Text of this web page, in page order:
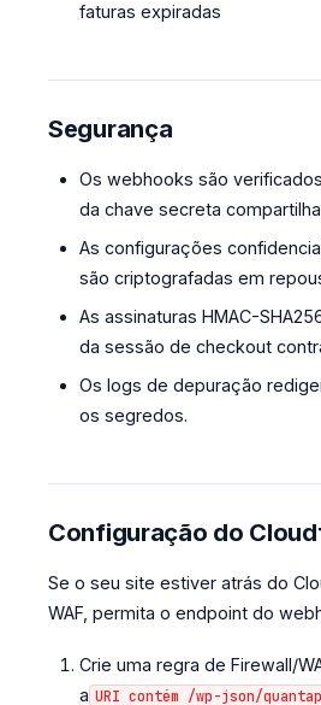
faturas expiradas
Segurança
Os webhooks são
da chave secreta
As configurações
são criptografadas em
As assinaturas HMAC-
da sessão de checkout
Os logs de depuração
os segredos.
Configuração do
Se o seu site estiver atrás do
WAF, permita o endpoint do
Crie uma regra de Firewall/
a URI contém /wp-json/